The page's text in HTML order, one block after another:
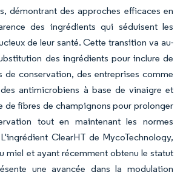
démontrant des approches efficaces en
des ingrédients qui séduisent les
de leur santé. Cette transition va au-
des ingrédients pour inclure de
de conservation, des entreprises comme
antimicrobiens à base de vinaigre et
de fibres de champignons pour prolonger
tout en maintenant les normes
ClearHT de MycoTechnology,
miel et ayant récemment obtenu le statut
une avancée dans la modulation